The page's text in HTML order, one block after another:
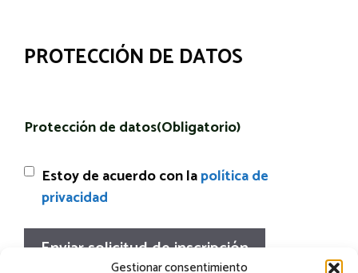
Gestionar consentimiento
PROTECCIÓN DE DATOS
Protección de datos(Obligatorio)
Estoy de acuerdo con lapolítica de
privacidad
Enviar solicitud de inscripción